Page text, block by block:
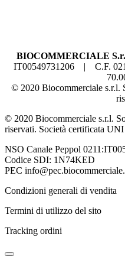
BIOCOMMERCIALE
IT00549731206 | C.F.
© 2020 Biocommerciale s.r.l.
© 2020 Biocommerciale s.r.l.
riservati. Società certificata
NSO Canale Peppol
Codice SDI: 1N74KED
PEC
Condizioni generali di vendita
Termini di utilizzo del sito
Tracking ordini